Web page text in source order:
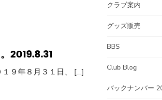
2019.8.31
９年８月３１日、 […]
クラブ案内
グッズ販売
BBS
Club Blog
バックナンバー